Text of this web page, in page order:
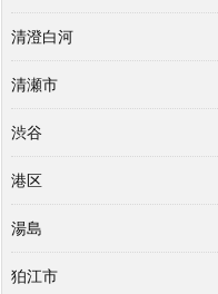
清澄白河
清瀬市
渋谷
港区
湯島
狛江市